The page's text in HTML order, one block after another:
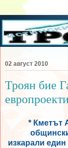
02 август 2010
Троян бие
* Кметът
изкарали